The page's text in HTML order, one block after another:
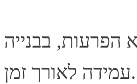
הפרעות, בבנייה
עמידה לאורך זמן.